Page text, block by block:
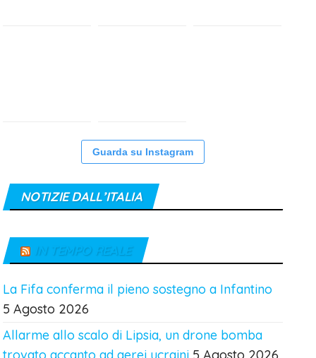
Guarda su Instagram
NOTIZIE DALL’ITALIA
IN TEMPO REALE
La Fifa conferma il pieno sostegno a Infantino
5 Agosto 2026
Allarme allo scalo di Lipsia, un drone bomba